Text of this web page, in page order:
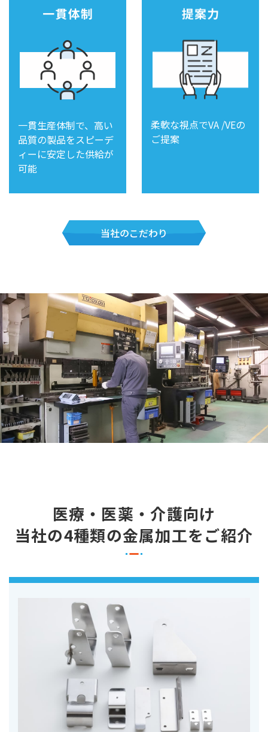
一貫生産体制で、高い
品質の製品をスピーデ
ィーに安定した供給が
可能
柔軟な視点でVA /VEの
ご提案
当社のこだわり
医療・医薬・介護向け
当社の4種類の金属加工をご紹介